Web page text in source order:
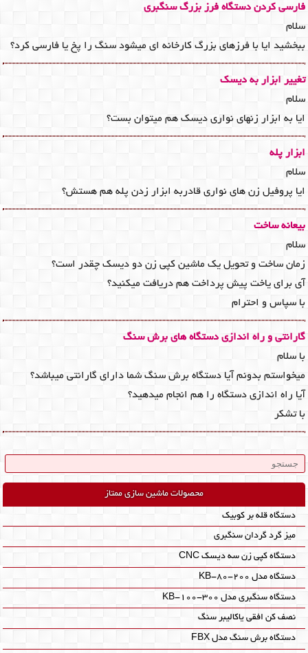
فارسی کردن دستگاه فرز بزرگ سنگبری
سلام
ببخشید ایا با فرزهای بزرگ کارخانه ای میشود سنگ را پخ یا فارسی کرد؟
تغییر ابزار به دیسک
سلام
ایا به ابزار زنهای نواری دیسک هم میتوان بست؟
ابزار پله
سلام
ایا پروفیل زن های نواری قادربه ابزار زدن پله هم هستش؟
بیعانه ساخت
سلام
زمان ساخت و تحویل یک ماشین کپی زن دو دیسک چقدر است؟
آی برای یاخت پیش پرداخت هم دریافت میکنید؟
با سپاس و احترام
گارانتی و راه اندازی دستگاه های برش سنگ
با سلام
میخواستم بدونم آیا دستگاه برش سنگ شما دارای گارانتی میباشد؟
آیا راه اندازی دستگاه را هم انجام میدهید؟
با تشکر
محصولات ماشین سازی ممتاز
دستگاه قله بر کوبیک
میز گرد گردان سنگبری
دستگاه کپی زن سه دیسک CNC
دستگاه مدل KB-80-200
دستگاه سنگبری مدل KB-100-300
نصف کن افقی یاکالیبر سنگ
دستگاه برش سنگ مدل FBX